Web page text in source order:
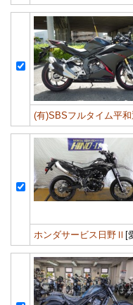
(有)SBSフルタイム平
ホンダサービス日野Ⅱ [